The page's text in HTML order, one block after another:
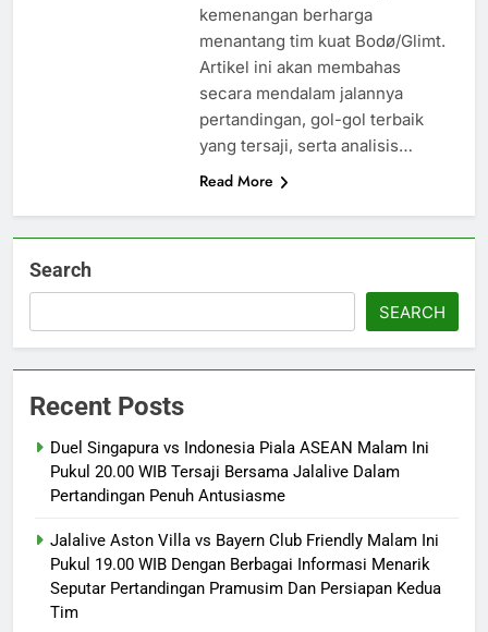
kemenangan berharga
menantang tim kuat Bodø/Glimt.
Artikel ini akan membahas
secara mendalam jalannya
pertandingan, gol-gol terbaik
yang tersaji, serta analisis…
Read More
Search
SEARCH
Recent Posts
Duel Singapura vs Indonesia Piala ASEAN Malam Ini
Pukul 20.00 WIB Tersaji Bersama Jalalive Dalam
Pertandingan Penuh Antusiasme
Jalalive Aston Villa vs Bayern Club Friendly Malam Ini
Pukul 19.00 WIB Dengan Berbagai Informasi Menarik
Seputar Pertandingan Pramusim Dan Persiapan Kedua
Tim